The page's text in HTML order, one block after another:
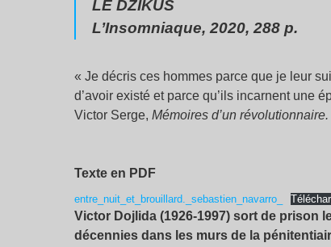
LE DZIKUS
L’Insomniaque, 2020, 288 p.
« Je décris ces hommes parce que je leur
d’avoir existé et parce qu’ils incarnent une
Victor Serge, Mémoires d’un révolutionnaire.
Texte en PDF
entre_nuit_et_brouillard._sebastien_navarro_
Victor Dojlida (1926-1997) sort de prison
décennies dans les murs de la